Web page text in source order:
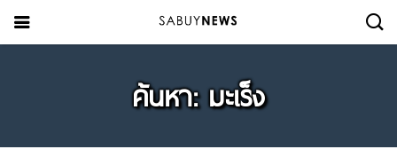
ค้นหา: มะเร็ง